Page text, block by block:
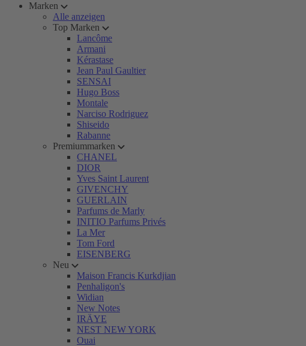
Marken
Alle anzeigen
Top Marken
Lancôme
Armani
Kérastase
Jean Paul Gaultier
SENSAI
Hugo Boss
Montale
Narciso Rodriguez
Shiseido
Rabanne
Premiummarken
CHANEL
DIOR
Yves Saint Laurent
GIVENCHY
GUERLAIN
Parfums de Marly
INITIO Parfums Privés
La Mer
Tom Ford
EISENBERG
Neu
Maison Francis Kurkdjian
Penhaligon's
Widian
New Notes
IRÄYE
NEST NEW YORK
Ouai